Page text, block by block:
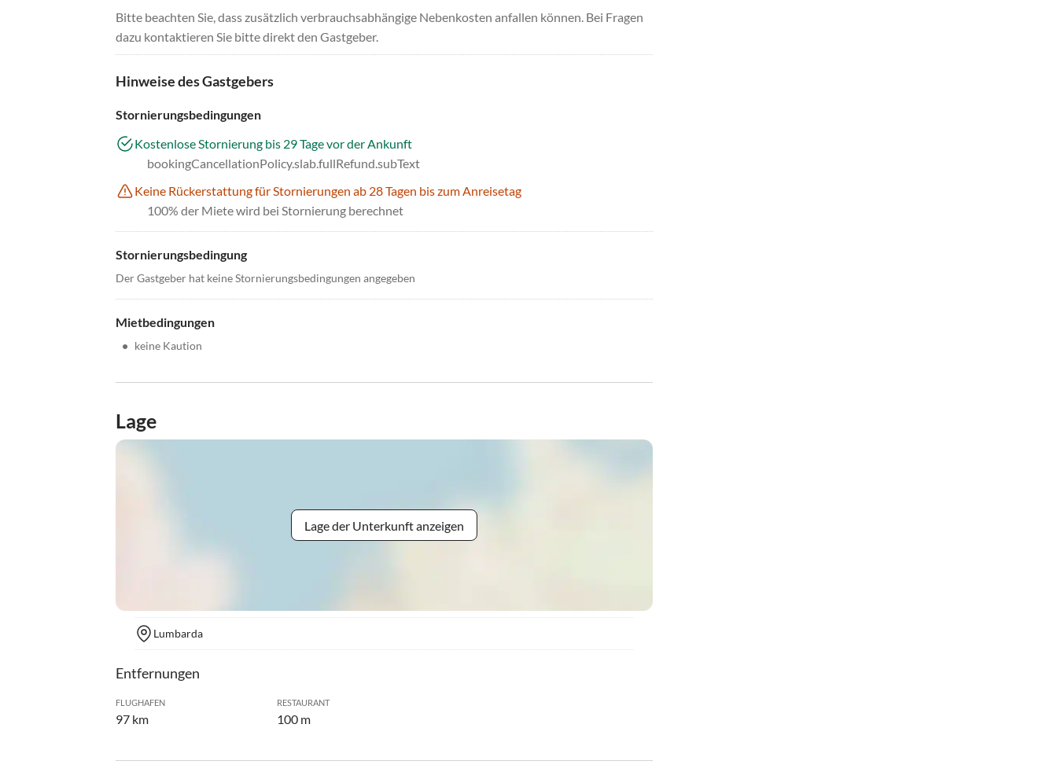
Bitte beachten Sie, dass zusätzlich verbrauchsabhängige Nebenkosten anfallen können. Bei Fragen
dazu kontaktieren Sie bitte direkt den Gastgeber.
Hinweise des Gastgebers
Stornierungsbedingungen
Kostenlose Stornierung bis 29 Tage vor der Ankunft
bookingCancellationPolicy.slab.fullRefund.subText
Keine Rückerstattung für Stornierungen ab 28 Tagen bis zum Anreisetag
100% der Miete wird bei Stornierung berechnet
Stornierungsbedingung
Der Gastgeber hat keine Stornierungsbedingungen angegeben
Mietbedingungen
• keine Kaution
Lage
Lage der Unterkunft anzeigen
Lumbarda
Entfernungen
FLUGHAFEN
97 km
RESTAURANT
100 m